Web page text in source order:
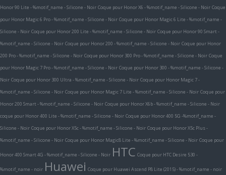
Honor 90 Lite - %motif_name - Silicone - Noir Coque pour Honor X6 - %motif_name - Silicone - Noir Coque
pour Honor Magic 6 Pro - %motif_name - Silicone - Noir Coque pour Honor Magic 6 Lite - %motif_name -
Silicone - Noir Coque pour Honor 200 Lite - %motif_name - Silicone - Noir Coque pour Honor 90 Smart -
%motif_name - Silicone - Noir Coque pour Honor 200 - %motif_name - Silicone - Noir Coque pour Honor
200 Pro - %motif_name - Silicone - Noir Coque pour Honor 300 Pro - %motif_name - Silicone - Noir Coque
pour Honor Magic 7 Pro - %motif_name - Silicone - Noir Coque pour Honor 300 - %motif_name - Silicone -
Noir Coque pour Honor 300 Ultra - %motif_name - Silicone - Noir Coque pour Honor Magic 7 -
%motif_name - Silicone - Noir Coque pour Honor Magic 7 Lite - %motif_name - Silicone - Noir Coque pour
Honor 200 Smart - %motif_name - Silicone - Noir Coque pour Honor X6b - %motif_name - Silicone - Noir
coque pour Honor 400 Lite - %motif_name - Silicone - Noir Coque pour Honor 400 5G -%motif_name -
Silicone - Noir Coque pour Honor X5c - %motif_name - Silicone - Noir Coque pour Honor X5c Plus -
%motif_name - Silicone - Noir Coque pour Honor Magic8 Lite - %motif_name - Silicone - Noir Coque pour
Honor 400 Smart 4G - %motif_name - Silicone - Noir HTC Coque pour HTC Desire 530 -
%motif_name - noir Huawei Coque pour Huawei Ascend P8 Lite (2015) - %motif_name - noir